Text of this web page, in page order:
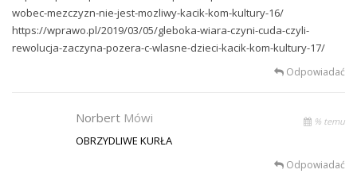
wobec-mezczyzn-nie-jest-mozliwy-kacik-kom-kultury-16/
https://wprawo.pl/2019/03/05/gleboka-wiara-czyni-cuda-czyli-
rewolucja-zaczyna-pozera-c-wlasne-dzieci-kacik-kom-kultury-17/
Odpowiadać
Norbert Mówi % temu
OBRZYDLIWE KURŁA
Odpowiadać